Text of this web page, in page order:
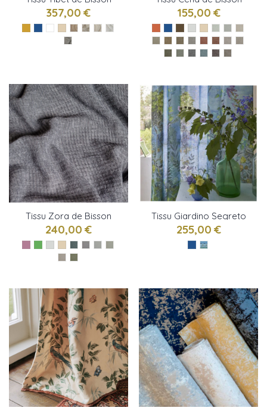
Bruneel
357,00 €
Bruneel
155,00 €
Tissu Zora de Bisson
Bruneel
240,00 €
Tissu Giardino Segreto
ALTA DELFT de
Designers Guild
255,00 €